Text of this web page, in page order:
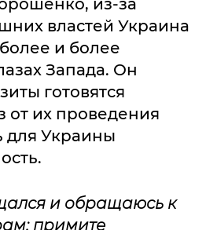
из-за
властей Украина
и более
Запада. Он
готовятся
от их проведения
для Украины
и обращаюсь к
примите